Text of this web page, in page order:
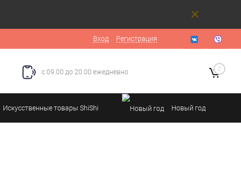
Вход Регистрация
с 09.00 до 20.00 ежедневно 0
Искусственные товары ShiShi Новый год